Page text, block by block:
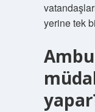
yerine tek